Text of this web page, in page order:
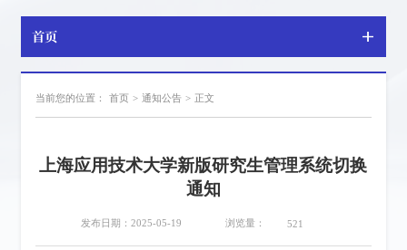
首页
当前您的位置： 首页 > 通知公告 > 正文
上海应用技术大学新版研究生管理系统切换
通知
发布日期：2025-05-19 浏览量： 521